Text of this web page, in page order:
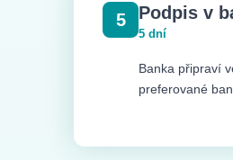
5 Podpis v
5 dní
Banka připraví
preferované